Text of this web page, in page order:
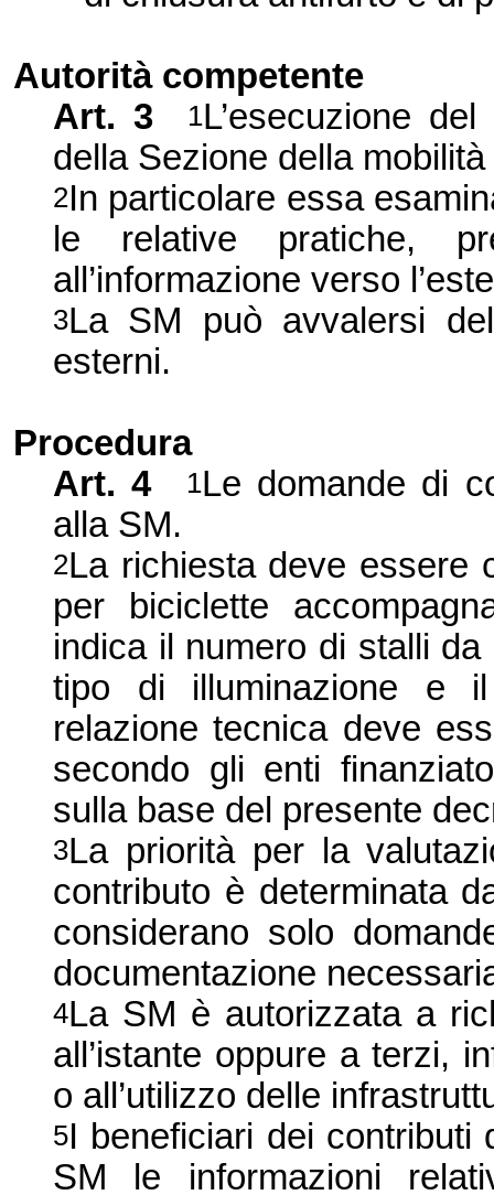
Autorità competente
Art. 3
1L’esecuzione
della Sezione della
2In particolare essa
le relative pratiche,
all’informazione verso
3La SM può avvalersi
esterni.
Procedura
Art. 4
1Le domande di
alla SM.
2La richiesta deve essere
per biciclette
indica il numero di stalli
tipo di illuminazione e
relazione tecnica deve
secondo gli enti
sulla base del presente
3La priorità per la
contributo è determinata
considerano solo
documentazione
4La SM è autorizzata a
all’istante oppure a terzi,
o all’utilizzo delle
5I beneficiari dei contributi
SM le informazioni